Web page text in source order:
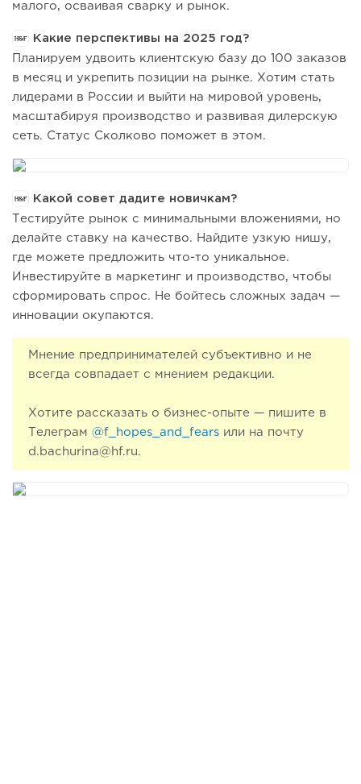
малого, осваивая сварку и рынок.
Какие перспективы на 2025 год?
Планируем удвоить клиентскую базу до 100 заказов
в месяц и укрепить позиции на рынке. Хотим стать
лидерами в России и выйти на мировой уровень,
масштабируя производство и развивая дилерскую
сеть. Статус Сколково поможет в этом.
Какой совет дадите новичкам?
Тестируйте рынок с минимальными вложениями, но
делайте ставку на качество. Найдите узкую нишу,
где можете предложить что-то уникальное.
Инвестируйте в маркетинг и производство, чтобы
сформировать спрос. Не бойтесь сложных задач —
инновации окупаются.
Мнение предпринимателей субъективно и не
всегда совпадает с мнением редакции.
Хотите рассказать о бизнес-опыте — пишите в
Телеграм @f_hopes_and_fears или на почту
d.bachurina@hf.ru.